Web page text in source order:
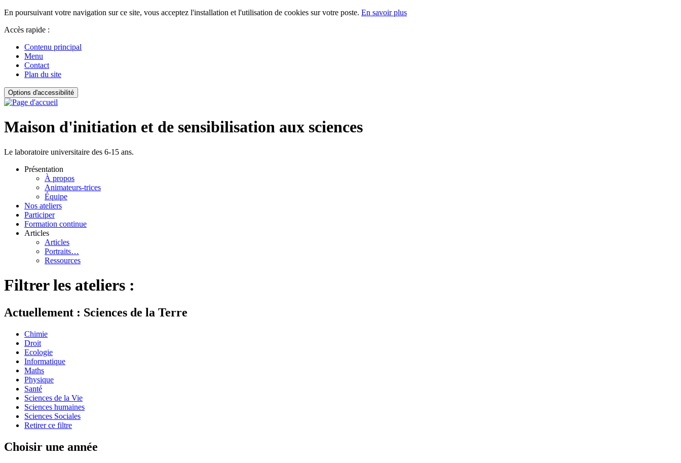
En poursuivant votre navigation sur ce site, vous acceptez l'installation et l'utilisation de cookies sur votre poste. En savoir plus
Accès rapide :
Contenu principal
Menu
Contact
Plan du site
Options d'accessibilité
Maison d'initiation et de sensibilisation aux sciences
Le laboratoire universitaire des 6-15 ans.
Présentation
À propos
Animateurs-trices
Équipe
Nos ateliers
Participer
Formation continue
Articles
Articles
Portraits…
Ressources
Filtrer les ateliers :
Actuellement : Sciences de la Terre
Chimie
Droit
Ecologie
Informatique
Maths
Physique
Santé
Sciences de la Vie
Sciences humaines
Sciences Sociales
Retirer ce filtre
Choisir une année